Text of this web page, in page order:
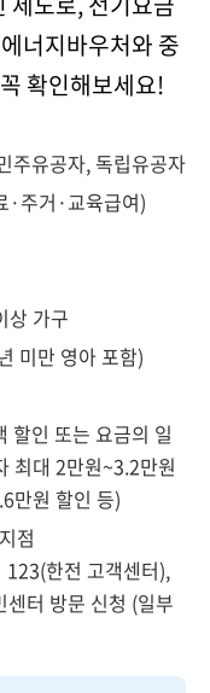
너지바우처와 중
확인해보세요!
주유공자, 독립유공자
·주거·교육급여)
상 가구
미만 영아 포함)
할인 또는 요금의 일
최대 2만원~3.2만원
만원 할인 등)
점
한전 고객센터),
터 방문 신청 (일부